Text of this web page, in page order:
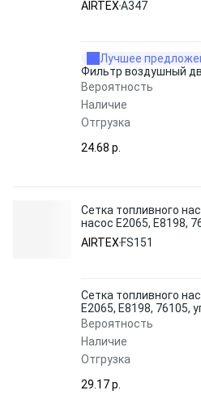
AIRTEXA347
Лучшее
Фильтр воздушный
Вероятность
Наличие
Отгрузка
24.68 p.
Сетка топливного
насос E2065, E8198,
AIRTEX
AIRTEX FS151
Сетка топливного
E2065, E8198, 76105,
Вероятность
Наличие
Отгрузка
29.17 p.